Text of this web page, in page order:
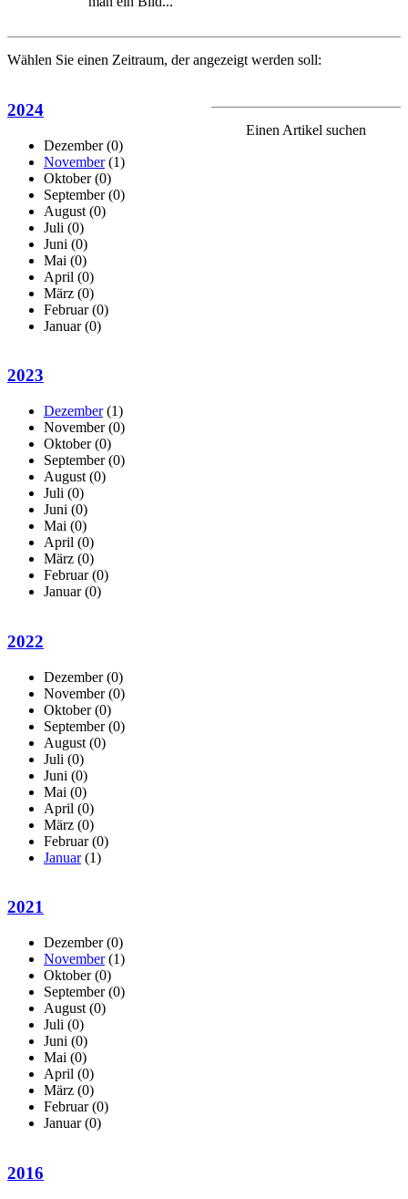
Wählen Sie einen Zeitraum, der angezeigt werden soll:
2024
Dezember(0)
November (1)
Oktober(0)
September(0)
August (0)
Juli (0)
Juni (0)
Mai (0)
April (0)
März (0)
Februar(0)
Januar(0)
2023
Dezember (1)
November(0)
Oktober(0)
September(0)
August (0)
Juli (0)
Juni (0)
Mai (0)
April (0)
März (0)
Februar(0)
Januar(0)
2022
Dezember(0)
November(0)
Oktober(0)
September(0)
August (0)
Juli (0)
Juni (0)
Mai (0)
April (0)
März (0)
Februar(0)
Januar (1)
2021
Dezember(0)
November (1)
Oktober(0)
September(0)
August (0)
Juli (0)
Juni (0)
Mai (0)
April (0)
März (0)
Februar(0)
Januar(0)
2016
Einen Artikel suchen